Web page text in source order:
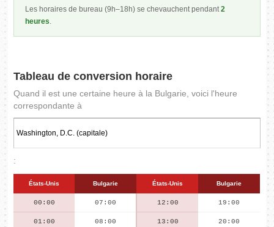
Les horaires de bureau (9h–18h) se chevauchent pendant2
heures.
Tableau de conversion horaire
Quand il est une certaine heure à la Bulgarie, voici l'heure
correspondante à
:
États-Unis Bulgarie États-Unis Bulgarie
00:00 07:00 12:00 19:00
01:00 08:00 13:00 20:00